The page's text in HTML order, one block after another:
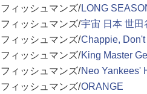
フィッシュマンズ/ LONG
フィッシュマンズ/宇宙 日本 世田
フィッシュマンズ/Chappie, Don't
フィッシュマンズ/King Master
フィッシュマンズ/Neo Yankees'
フィッシュマンズ/ORANGE